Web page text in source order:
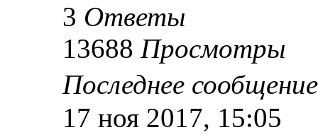
3 Ответы
13688 Просмотры
Последнее
17 ноя 2017, 15:05